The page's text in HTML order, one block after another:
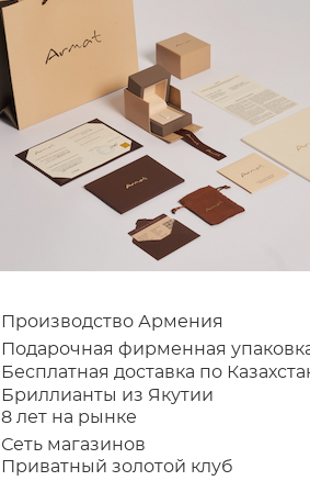
Производство Армения
Подарочная фирменная
Бесплатная доставка по
Бриллианты из Якутии
8 лет на рынке
Сеть магазинов
Приватный золотой клуб